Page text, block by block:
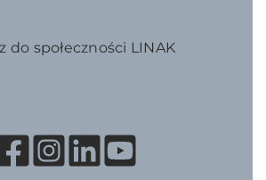
do społeczności LINAK